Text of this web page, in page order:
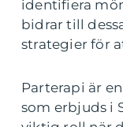
identifiera
bidrar till
strategier för
Parterapi är
som erbjuds i